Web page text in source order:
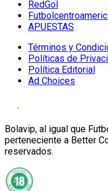
RedGol
APUESTAS
Términos y
Políticas de
Política Editorial
Ad Choices
Bolavip, al igual que
perteneciente a Better
reservados.